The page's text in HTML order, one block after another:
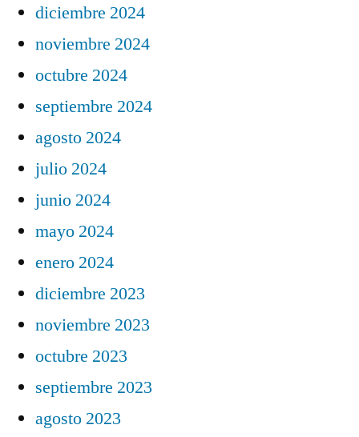
diciembre 2024
noviembre 2024
octubre 2024
septiembre 2024
agosto 2024
julio 2024
junio 2024
mayo 2024
enero 2024
diciembre 2023
noviembre 2023
octubre 2023
septiembre 2023
agosto 2023